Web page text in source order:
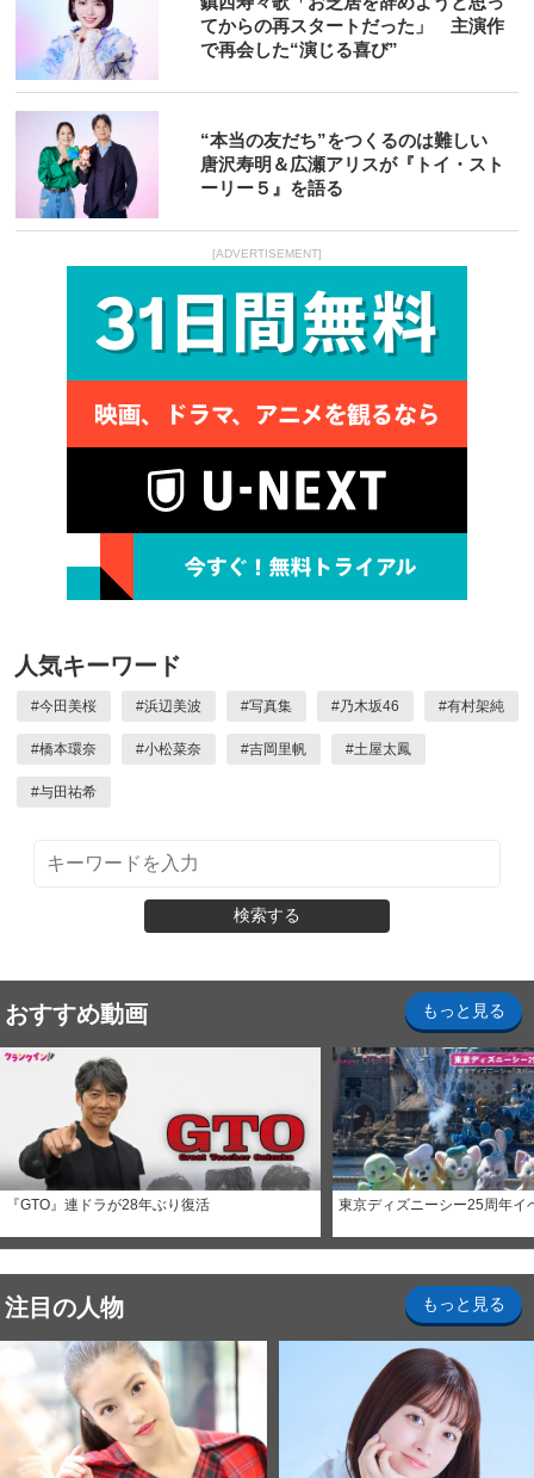
てからの再スタートだった」 主演作
で再会した“演じる喜び”
“本当の友だち”をつくるのは難しい
唐沢寿明＆広瀬アリスが『トイ・スト
ーリー５』を語る
[ADVERTISEMENT]
人気キーワード
#今田美桜 #浜辺美波 #写真集 #乃木坂46 #有村架純
#橋本環奈 #小松菜奈 #吉岡里帆 #土屋太鳳
#与田祐希
検索する
おすすめ動画 もっと見る
『GTO』連ドラが28年ぶり復活 東京ディズニーシー25周年イ
注目の人物 もっと見る